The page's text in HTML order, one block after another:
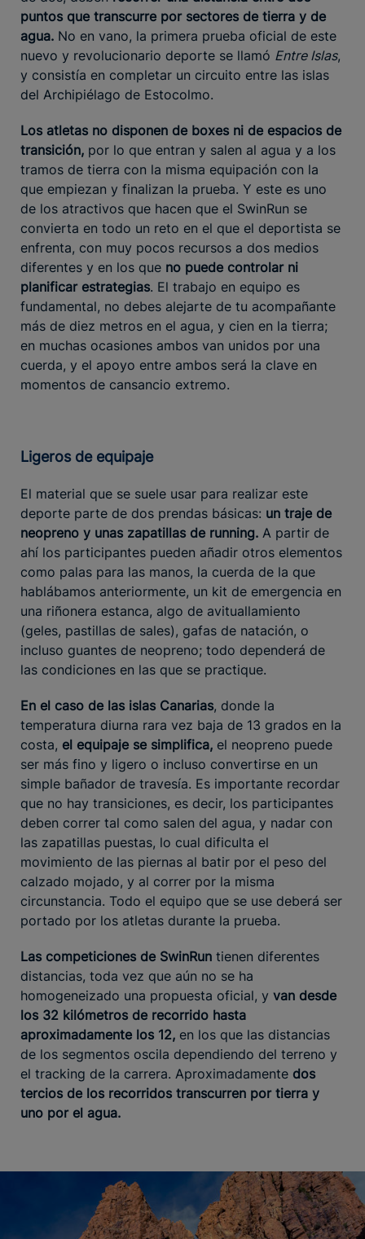
puntos que transcurre por sectores de tierra y de
agua. No en vano, la primera prueba oficial de este
nuevo y revolucionario deporte se llamó Entre Islas,
y consistía en completar un circuito entre las islas
del Archipiélago de Estocolmo.
Los atletas no disponen de boxes ni de espacios de
transición, por lo que entran y salen al agua y a los
tramos de tierra con la misma equipación con la
que empiezan y finalizan la prueba. Y este es uno
de los atractivos que hacen que el SwinRun se
convierta en todo un reto en el que el deportista se
enfrenta, con muy pocos recursos a dos medios
diferentes y en los que no puede controlar ni
planificar estrategias. El trabajo en equipo es
fundamental, no debes alejarte de tu acompañante
más de diez metros en el agua, y cien en la tierra;
en muchas ocasiones ambos van unidos por una
cuerda, y el apoyo entre ambos será la clave en
momentos de cansancio extremo.
Ligeros de equipaje
El material que se suele usar para realizar este
deporte parte de dos prendas básicas: un traje de
neopreno y unas zapatillas de running. A partir de
ahí los participantes pueden añadir otros elementos
como palas para las manos, la cuerda de la que
hablábamos anteriormente, un kit de emergencia en
una riñonera estanca, algo de avituallamiento
(geles, pastillas de sales), gafas de natación, o
incluso guantes de neopreno; todo dependerá de
las condiciones en las que se practique.
En el caso de las islas Canarias, donde la
temperatura diurna rara vez baja de 13 grados en la
costa, el equipaje se simplifica, el neopreno puede
ser más fino y ligero o incluso convertirse en un
simple bañador de travesía. Es importante recordar
que no hay transiciones, es decir, los participantes
deben correr tal como salen del agua, y nadar con
las zapatillas puestas, lo cual dificulta el
movimiento de las piernas al batir por el peso del
calzado mojado, y al correr por la misma
circunstancia. Todo el equipo que se use deberá ser
portado por los atletas durante la prueba.
Las competiciones de SwinRun tienen diferentes
distancias, toda vez que aún no se ha
homogeneizado una propuesta oficial, y van desde
los 32 kilómetros de recorrido hasta
aproximadamente los 12, en los que las distancias
de los segmentos oscila dependiendo del terreno y
el tracking de la carrera. Aproximadamente dos
tercios de los recorridos transcurren por tierra y
uno por el agua.